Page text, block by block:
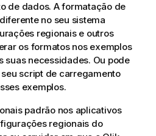
de dados. A formatação de
no seu sistema
regionais e outros
os formatos nos exemplos
suas necessidades. Ou pode
script de carregamento
exemplos.
padrão nos aplicativos
regionais do